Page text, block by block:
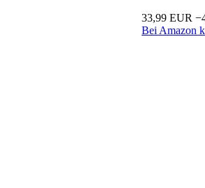
33,99 EUR
Bei Amazon